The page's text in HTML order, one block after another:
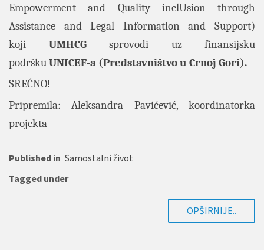
Empowerment and Quality inclUsion through
Assistance and Legal Information and Support)
koji UMHCGsprovodi uz finansijsku
podrškuUNICEF-a (Predstavništvo u Crnoj Gori).
SREĆNO!
Pripremila: Aleksandra Pavićević, koordinatorka
projekta
Published in Samostalni život
Tagged under
OPŠIRNIJE..